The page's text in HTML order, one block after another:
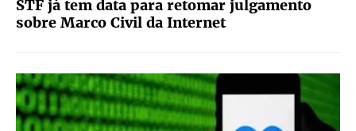
STF já tem data para retomar julgamento
sobre Marco Civil da Internet